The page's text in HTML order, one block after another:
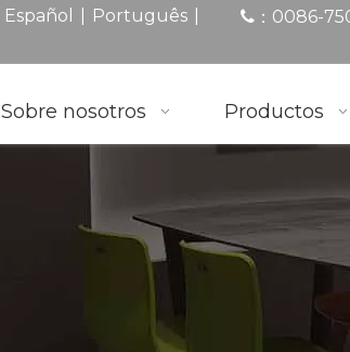
Español Português ： 0086-
Sobre nosotros Productos